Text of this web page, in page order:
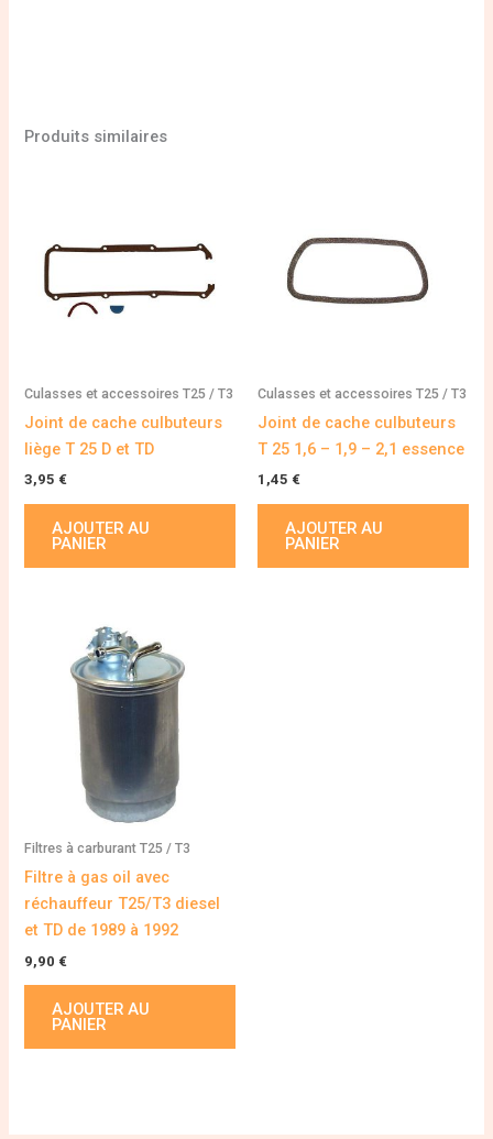
Produits similaires
Culasses et accessoires T25 / T3
Joint de cache culbuteurs
liège T 25 D et TD
3,95 €
AJOUTER AU
PANIER
Culasses et accessoires T25 / T3
Joint de cache culbuteurs
T 25 1,6 – 1,9 – 2,1 essence
1,45 €
AJOUTER AU
PANIER
Filtres à carburant T25 / T3
Filtre à gas oil avec
réchauffeur T25/T3 diesel
et TD de 1989 à 1992
9,90 €
AJOUTER AU
PANIER